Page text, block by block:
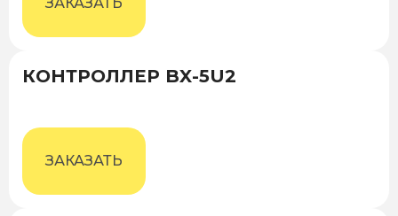
КОНТРОЛЛЕР BX-5U2
ЗАКАЗАТЬ